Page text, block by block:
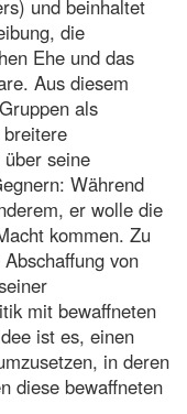
und beinhaltet
die
Ehe und das
Aus diesem
als
breitere
seine
Während
er wolle die
kommen. Zu
von
mit bewaffneten
ist es, einen
in deren
diese bewaffneten